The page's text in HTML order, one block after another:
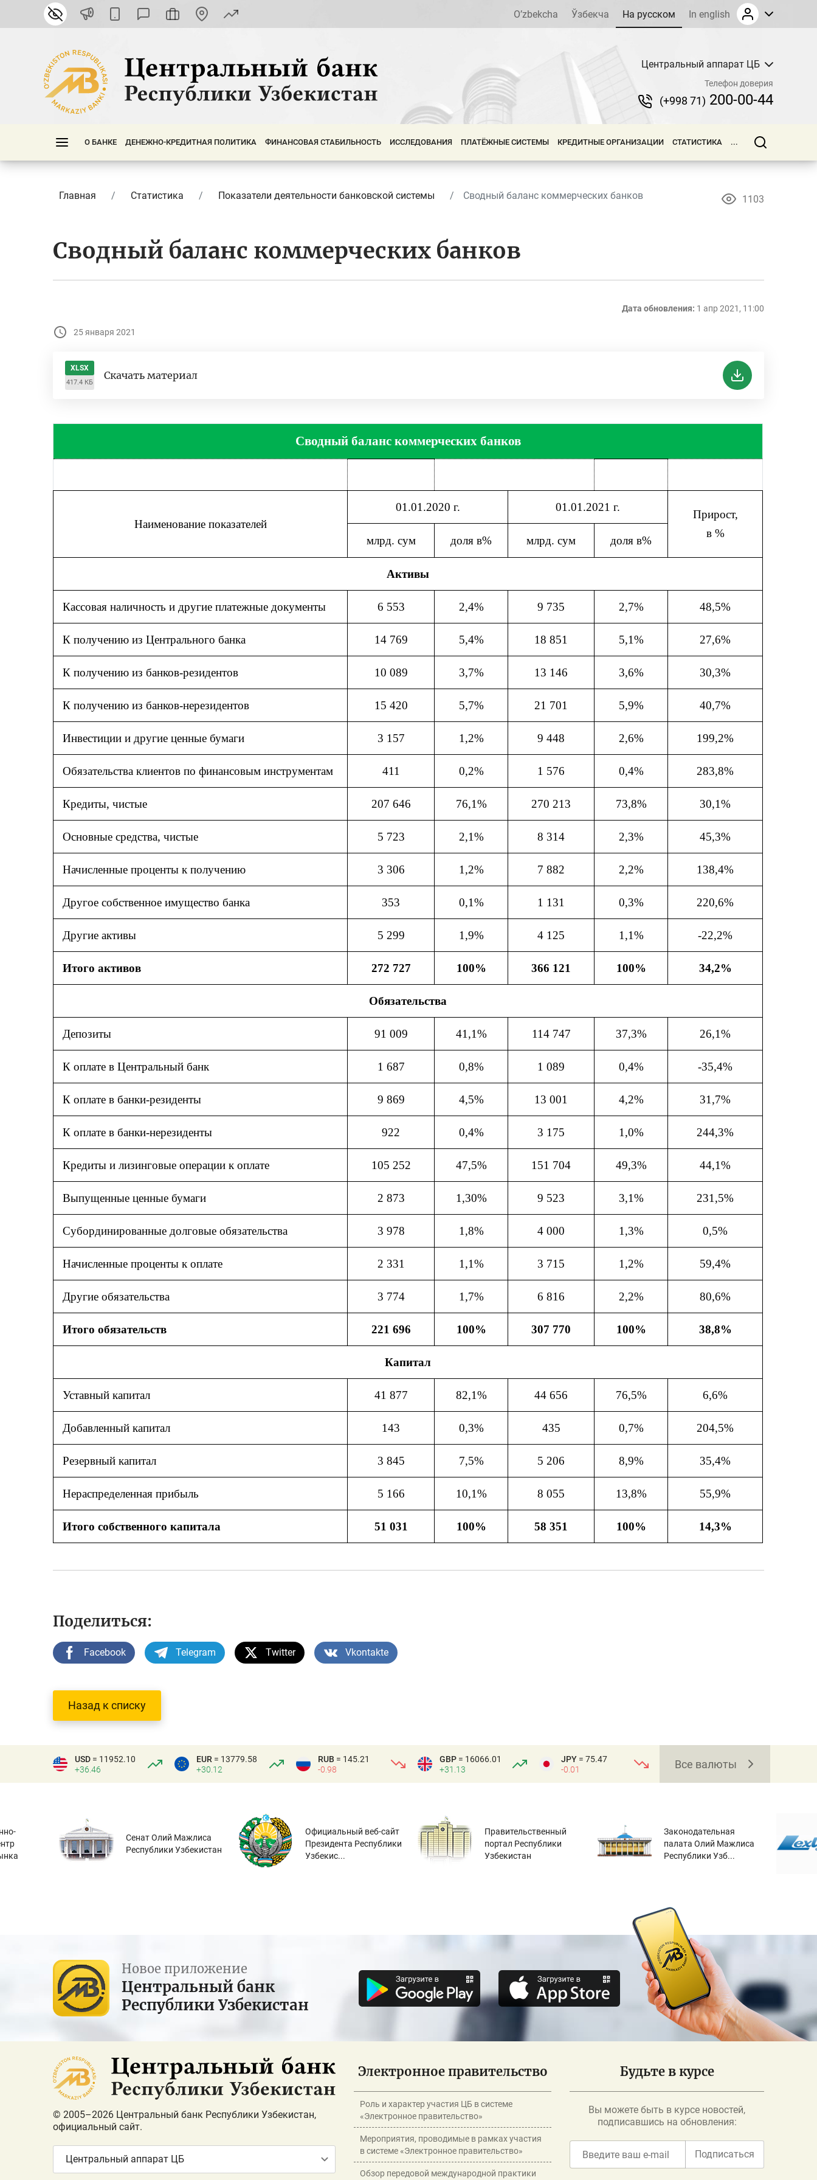
O’zbekcha Ўзбекча На русском In english
Центральный аппарат ЦБ
Телефон доверия
(+998 71) 200-00-44
О БАНКЕ ДЕНЕЖНО-КРЕДИТНАЯ ПОЛИТИКА ФИНАНСОВАЯ СТАБИЛЬНОСТЬ ИССЛЕДОВАНИЯ ПЛАТЁЖНЫЕ СИСТЕМЫ КРЕДИТНЫЕ ОРГАНИЗАЦИИ СТАТИСТИКА ...
Главная Статистика Показатели деятельности банковской системы Сводный баланс коммерческих банков 1103
Сводный баланс коммерческих банков
Дата обновления: 1 апр 2021, 11:00
25 января 2021
XLSX
417.4 КБ
Скачать материал
Сводный баланс коммерческих банков
Наименование показателей
01.01.2020 г. 01.01.2021 г.
Прирост,
в %
млрд. сум доля в% млрд. сум доля в%
Активы
Кассовая наличность и другие платежные документы 6 553 2,4% 9 735 2,7% 48,5%
К получению из Центрального банка 14 769 5,4% 18 851 5,1% 27,6%
К получению из банков-резидентов 10 089 3,7% 13 146 3,6% 30,3%
К получению из банков-нерезидентов 15 420 5,7% 21 701 5,9% 40,7%
Инвестиции и другие ценные бумаги 3 157 1,2% 9 448 2,6% 199,2%
Обязательства клиентов по финансовым инструментам 411 0,2% 1 576 0,4% 283,8%
Кредиты, чистые 207 646 76,1% 270 213 73,8% 30,1%
Основные средства, чистые 5 723 2,1% 8 314 2,3% 45,3%
Начисленные проценты к получению 3 306 1,2% 7 882 2,2% 138,4%
Другое собственное имущество банка 353 0,1% 1 131 0,3% 220,6%
Другие активы 5 299 1,9% 4 125 1,1% -22,2%
Итого активов 272 727 100% 366 121 100% 34,2%
Обязательства
Депозиты 91 009 41,1% 114 747 37,3% 26,1%
К оплате в Центральный банк 1 687 0,8% 1 089 0,4% -35,4%
К оплате в банки-резиденты 9 869 4,5% 13 001 4,2% 31,7%
К оплате в банки-нерезиденты 922 0,4% 3 175 1,0% 244,3%
Кредиты и лизинговые операции к оплате 105 252 47,5% 151 704 49,3% 44,1%
Выпущенные ценные бумаги 2 873 1,30% 9 523 3,1% 231,5%
Субординированные долговые обязательства 3 978 1,8% 4 000 1,3% 0,5%
Начисленные проценты к оплате 2 331 1,1% 3 715 1,2% 59,4%
Другие обязательства 3 774 1,7% 6 816 2,2% 80,6%
Итого обязательств 221 696 100% 307 770 100% 38,8%
Капитал
Уставный капитал 41 877 82,1% 44 656 76,5% 6,6%
Добавленный капитал 143 0,3% 435 0,7% 204,5%
Резервный капитал 3 845 7,5% 5 206 8,9% 35,4%
Нераспределенная прибыль 5 166 10,1% 8 055 13,8% 55,9%
Итого собственного капитала 51 031 100% 58 351 100% 14,3%
Поделиться:
Facebook Telegram Twitter Vkontakte
Назад к списку
USD = 11952.10
+36.46
EUR = 13779.58
+30.12
RUB = 145.21
-0.98
GBP = 16066.01
+31.13
JPY = 75.47
-0.01
Все валюты
Сенат Олий Мажлиса
Республики Узбекистан
Официальный веб-сайт
Президента Республики
Узбекис...
Правительственный
портал Республики
Узбекистан
Законодательная
палата Олий Мажлиса
Республики Узб...
Новое приложение
Центральный банк
Республики Узбекистан
© 2005–2026 Центральный банк Республики Узбекистан,
официальный сайт.
Центральный аппарат ЦБ
Электронное правительство
Роль и характер участия ЦБ в системе
«Электронное правительство»
Мероприятия, проводимые в рамках участия
в системе «Электронное правительство»
Обзор передовой международной практики
Будьте в курсе
Вы можете быть в курсе новостей,
подписавшись на обновления:
Подписаться